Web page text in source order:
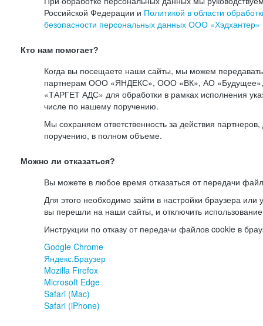
Российской Федерации и Политикой в области
безопасности персональных данных ООО «Хэдхантер»
Кто нам помогает?
Когда вы посещаете наши сайты, мы можем
партнерам ООО «ЯНДЕКС», ООО «ВК», АО
«ТАРГЕТ АДС» для обработки в рамках исполнения
числе по нашему поручению.
Мы сохраняем ответственность за действия
поручению, в полном объеме.
Можно ли отказаться?
Вы можете в любое время отказаться от передачи
Для этого необходимо зайти в настройки браузера или
вы перешли на наши сайты, и отключить
Инструкции по отказу от передачи файлов cookie в
Google Chrome
Яндекс.Браузер
Mozilla Firefox
Microsoft Edge
Safari (Mac)
Safari (iPhone)